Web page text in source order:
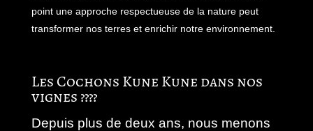
point une approche respectueuse de la nature peut
transformer nos terres et enrichir notre environnement.
Les Cochons Kune Kune dans nos
vignes ????
Depuis plus de deux ans, nous menons